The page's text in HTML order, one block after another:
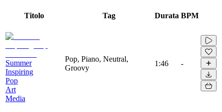
Titolo Tag Durata BPM
Summer
Inspiring
Pop
Art
Media
Pop, Piano, Neutral,
Groovy
1:46 -